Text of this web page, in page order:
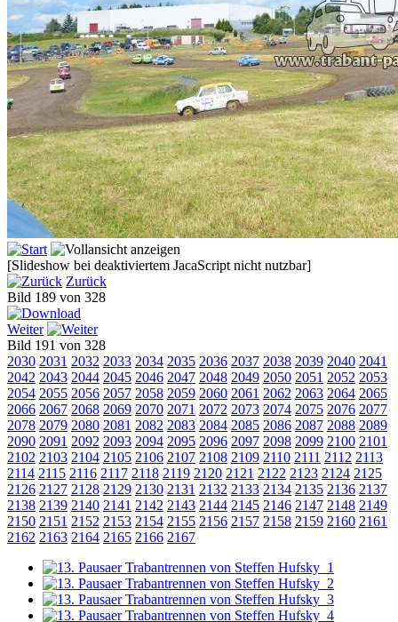
[Slideshow bei deaktiviertem JacaScript nicht nutzbar]
Zurück
Bild 189 von 328
Weiter
Bild 191 von 328
2030 2031 2032 2033 2034 2035 2036 2037 2038 2039 2040 2041
2042 2043 2044 2045 2046 2047 2048 2049 2050 2051 2052 2053
2054 2055 2056 2057 2058 2059 2060 2061 2062 2063 2064 2065
2066 2067 2068 2069 2070 2071 2072 2073 2074 2075 2076 2077
2078 2079 2080 2081 2082 2083 2084 2085 2086 2087 2088 2089
2090 2091 2092 2093 2094 2095 2096 2097 2098 2099 2100 2101
2102 2103 2104 2105 2106 2107 2108 2109 2110 2111 2112 2113
2114 2115 2116 2117 2118 2119 2120 2121 2122 2123 2124 2125
2126 2127 2128 2129 2130 2131 2132 2133 2134 2135 2136 2137
2138 2139 2140 2141 2142 2143 2144 2145 2146 2147 2148 2149
2150 2151 2152 2153 2154 2155 2156 2157 2158 2159 2160 2161
2162 2163 2164 2165 2166 2167